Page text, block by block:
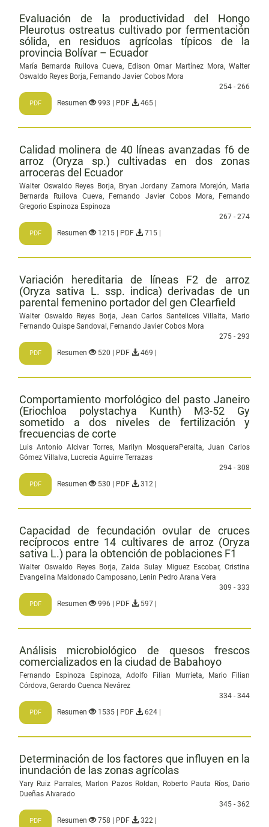
Evaluación de la productividad del Hongo
Pleurotus ostreatus cultivado por fermentación
sólida, en residuos agrícolas típicos de la
provincia Bolívar – Ecuador
María Bernarda Ruilova Cueva, Edison Omar Martínez Mora, Walter
Oswaldo Reyes Borja, Fernando Javier Cobos Mora
254 - 266
PDF Resumen 993 | PDF 465 |
Calidad molinera de 40 líneas avanzadas f6 de
arroz (Oryza sp.) cultivadas en dos zonas
arroceras del Ecuador
Walter Oswaldo Reyes Borja, Bryan Jordany Zamora Morejón, Maria
Bernarda Ruilova Cueva, Fernando Javier Cobos Mora, Fernando
Gregorio Espinoza Espinoza
267 - 274
PDF Resumen 1215 | PDF 715 |
Variación hereditaria de líneas F2 de arroz
(Oryza sativa L. ssp. indica) derivadas de un
parental femenino portador del gen Clearfield
Walter Oswaldo Reyes Borja, Jean Carlos Santelices Villalta, Mario
Fernando Quispe Sandoval, Fernando Javier Cobos Mora
275 - 293
PDF Resumen 520 | PDF 469 |
Comportamiento morfológico del pasto Janeiro
(Eriochloa polystachya Kunth) M3-52 Gy
sometido a dos niveles de fertilización y
frecuencias de corte
Luis Antonio Alcivar Torres, Marilyn MosqueraPeralta, Juan Carlos
Gómez Villalva, Lucrecia Aguirre Terrazas
294 - 308
PDF Resumen 530 | PDF 312 |
Capacidad de fecundación ovular de cruces
recíprocos entre 14 cultivares de arroz (Oryza
sativa L.) para la obtención de poblaciones F1
Walter Oswaldo Reyes Borja, Zaida Sulay Miguez Escobar, Cristina
Evangelina Maldonado Camposano, Lenin Pedro Arana Vera
309 - 333
PDF Resumen 996 | PDF 597 |
Análisis microbiológico de quesos frescos
comercializados en la ciudad de Babahoyo
Fernando Espinoza Espinoza, Adolfo Filian Murrieta, Mario Filian
Córdova, Gerardo Cuenca Nevárez
334 - 344
PDF Resumen 1535 | PDF 624 |
Determinación de los factores que influyen en la
inundación de las zonas agrícolas
Yary Ruiz Parrales, Marlon Pazos Roldan, Roberto Pauta Ríos, Dario
Dueñas Alvarado
345 - 362
PDF Resumen 758 | PDF 322 |